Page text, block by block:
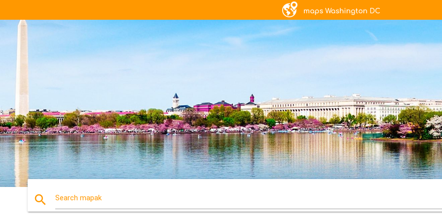
search Search mapak